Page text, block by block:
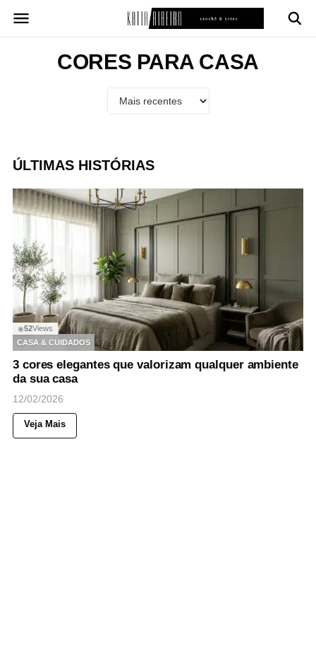
para
CORES PARA CASA
ÚLTIMAS HISTÓRIAS
◉52Views
CASA & CUIDADOS
3 cores elegantes que valorizam qualquer ambiente
da sua casa
12/02/2026
Veja Mais